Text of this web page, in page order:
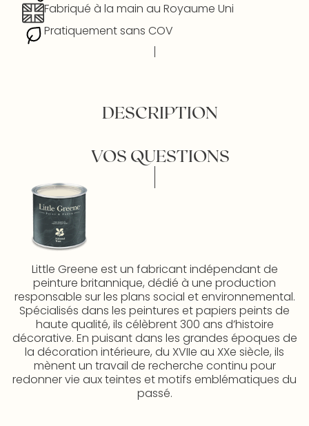
Fabriqué à la main au Royaume Uni
Pratiquement sans COV
DESCRIPTION
VOS QUESTIONS
Little Greene est un fabricant indépendant de
peinture britannique, dédié à une production
responsable sur les plans social et environnemental.
Spécialisés dans les peintures et papiers peints de
haute qualité, ils célèbrent 300 ans d’histoire
décorative. En puisant dans les grandes époques de
la décoration intérieure, du XVIIe au XXe siècle, ils
mènent un travail de recherche continu pour
redonner vie aux teintes et motifs emblématiques du
passé.